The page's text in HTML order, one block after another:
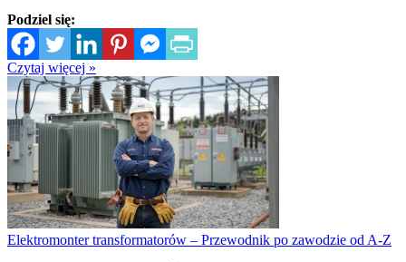
Podziel się:
Czytaj więcej »
Elektromonter transformatorów – Przewodnik po zawodzie od A-Z